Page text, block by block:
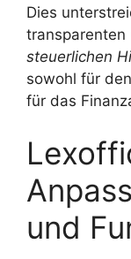
Dies
transparenten
steuerlichen
sowohl für
für das
und